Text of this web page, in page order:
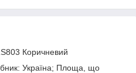
Коричневий
Україна; Площа, що